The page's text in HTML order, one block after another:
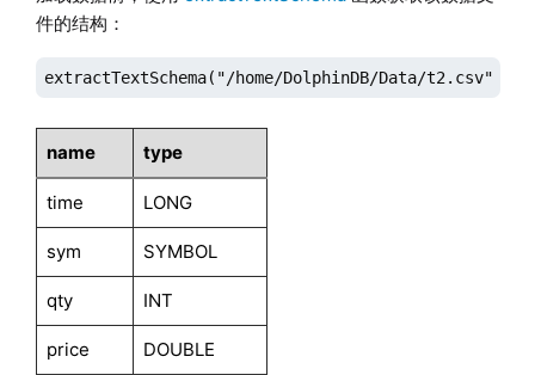
件的结构：
extractTextSchema("/home/DolphinDB/Data/t2.csv");
name type
time LONG
sym SYMBOL
qty INT
price DOUBLE